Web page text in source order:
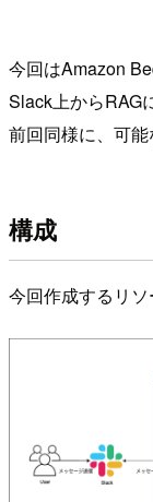
今回はAmazon
Slack上からRAG
前回同様に、可能
構成
今回作成するリソ